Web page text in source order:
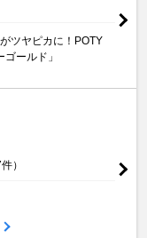
ツヤピカに！POTY
ールド」
）